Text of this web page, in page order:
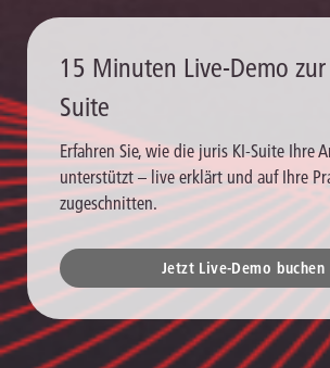
15 Minuten Live-Demo
Suite
Erfahren Sie, wie die juris KI-Suite Ihre
unterstützt – live erklärt und auf Ihre
zugeschnitten.
Jetzt Live-Demo buchen